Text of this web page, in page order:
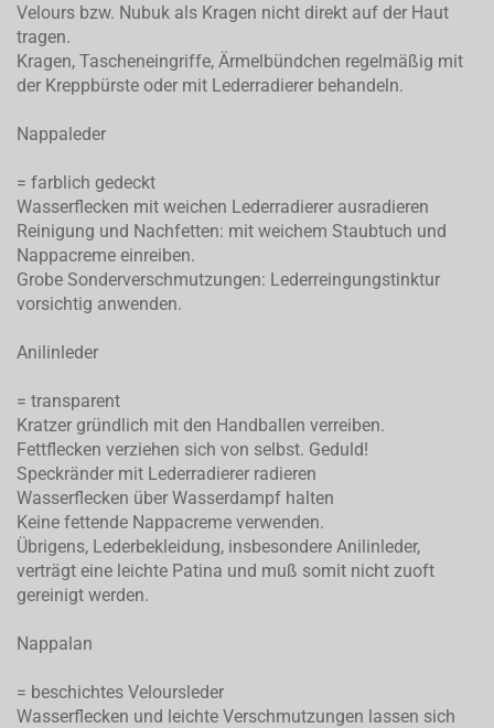
Velours bzw. Nubuk als Kragen nicht direkt auf der Haut
tragen.
Kragen, Tascheneingriffe, Ärmelbündchen regelmäßig mit
der Kreppbürste oder mit Lederradierer behandeln.
Nappaleder
= farblich gedeckt
Wasserflecken mit weichen Lederradierer ausradieren
Reinigung und Nachfetten: mit weichem Staubtuch und
Nappacreme einreiben.
Grobe Sonderverschmutzungen: Lederreingungstinktur
vorsichtig anwenden.
Anilinleder
= transparent
Kratzer gründlich mit den Handballen verreiben.
Fettflecken verziehen sich von selbst. Geduld!
Speckränder mit Lederradierer radieren
Wasserflecken über Wasserdampf halten
Keine fettende Nappacreme verwenden.
Übrigens, Lederbekleidung, insbesondere Anilinleder,
verträgt eine leichte Patina und muß somit nicht zuoft
gereinigt werden.
Nappalan
= beschichtes Veloursleder
Wasserflecken und leichte Verschmutzungen lassen sich